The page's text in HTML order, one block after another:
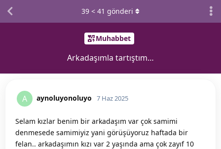
Muhabbet
Arkadaşımla tartıştım…
39 < 41 gönderi
A aynoluyonoluyo 7 Haz 2025
Selam kızlar benim bir arkadaşım var çok samimi
denmesede samimiyiz yani görüşüyoruz haftada bir
felan.. arkadaşımın kızı var 2 yaşında ama çok zayıf 10